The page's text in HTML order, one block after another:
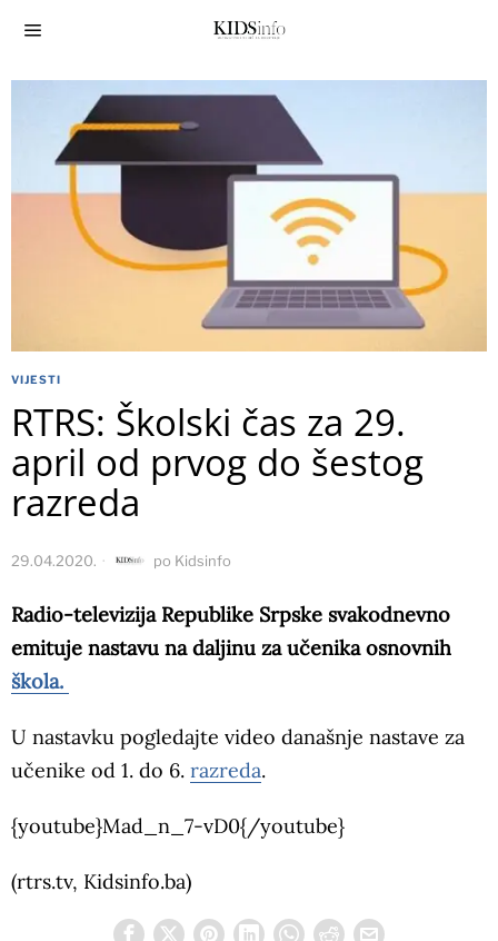
VIJESTI
RTRS: Školski čas za 29.
april od prvog do šestog
razreda
29.04.2020. po Kidsinfo
Radio-televizija Republike Srpske svakodnevno
emituje nastavu na daljinu za učenika osnovnih
škola.
U nastavku pogledajte video današnje nastave za
učenike od 1. do 6. razreda.
{youtube}Mad_n_7-vD0{/youtube}
(rtrs.tv, Kidsinfo.ba)